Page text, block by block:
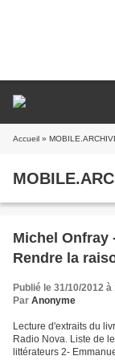
Accueil »
Michel Onfray
Rendre la
Publié le 31/10/2012 à
Par Anonyme
Lecture d'extraits du
Radio Nova. Liste de
littérateurs 2-